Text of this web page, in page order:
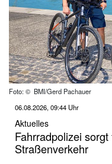
Foto: © BMI/Gerd Pachauer
06.08.2026, 09:44 Uhr
Aktuelles
Fahrradpolizei
Straßenverkehr